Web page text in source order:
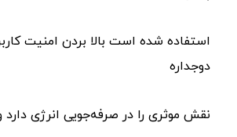
استفاده شده است بالا بردن امنیت
دوجداره
نقش موثری را در صرفه‌جویی انرژی